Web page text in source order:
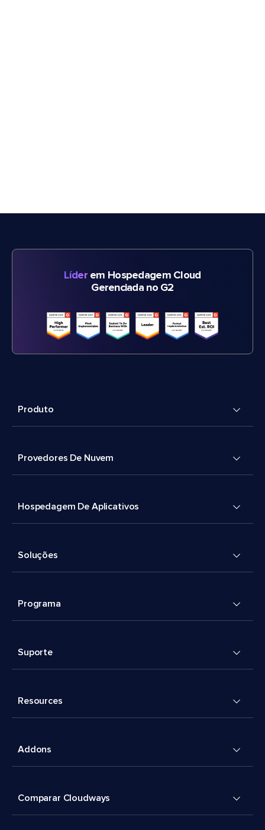
Líderem Hospedagem Cloud
Gerenciada no G2
Produto
Provedores De Nuvem
Hospedagem De Aplicativos
Soluções
Programa
Suporte
Resources
Addons
Comparar Cloudways